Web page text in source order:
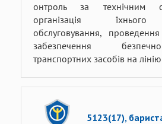
онтроль за технічним
організація їхнього
обслуговування,
забезпечення
транспортних засобів на лінію
5123(17),